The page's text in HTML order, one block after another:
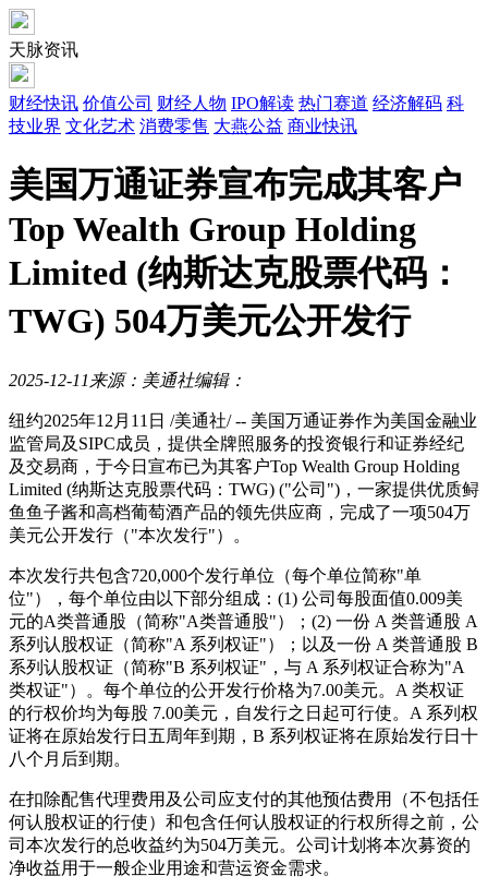
天脉资讯
财经快讯 价值公司 财经人物 IPO解读 热门赛道 经济解码 科
技业界 文化艺术 消费零售 大燕公益 商业快讯
美国万通证券宣布完成其客户
Top Wealth Group Holding
Limited (纳斯达克股票代码：
TWG) 504万美元公开发行
2025-12-11 来源：美通社编辑：
纽约2025年12月11日 /美通社/ -- 美国万通证券作为美国金融业
监管局及SIPC成员，提供全牌照服务的投资银行和证券经纪
及交易商，于今日宣布已为其客户Top Wealth Group Holding
Limited (纳斯达克股票代码：TWG) ("公司")，一家提供优质鲟
鱼鱼子酱和高档葡萄酒产品的领先供应商，完成了一项504万
美元公开发行（"本次发行"）。
本次发行共包含720,000个发行单位（每个单位简称"单
位"），每个单位由以下部分组成：(1) 公司每股面值0.009美
元的A类普通股（简称"A类普通股"）；(2) 一份 A 类普通股 A
系列认股权证（简称"A 系列权证"）；以及一份 A 类普通股 B
系列认股权证（简称"B 系列权证"，与 A 系列权证合称为"A
类权证"）。每个单位的公开发行价格为7.00美元。A 类权证
的行权价均为每股 7.00美元，自发行之日起可行使。A 系列权
证将在原始发行日五周年到期，B 系列权证将在原始发行日十
八个月后到期。
在扣除配售代理费用及公司应支付的其他预估费用（不包括任
何认股权证的行使）和包含任何认股权证的行权所得之前，公
司本次发行的总收益约为504万美元。公司计划将本次募资的
净收益用于一般企业用途和营运资金需求。